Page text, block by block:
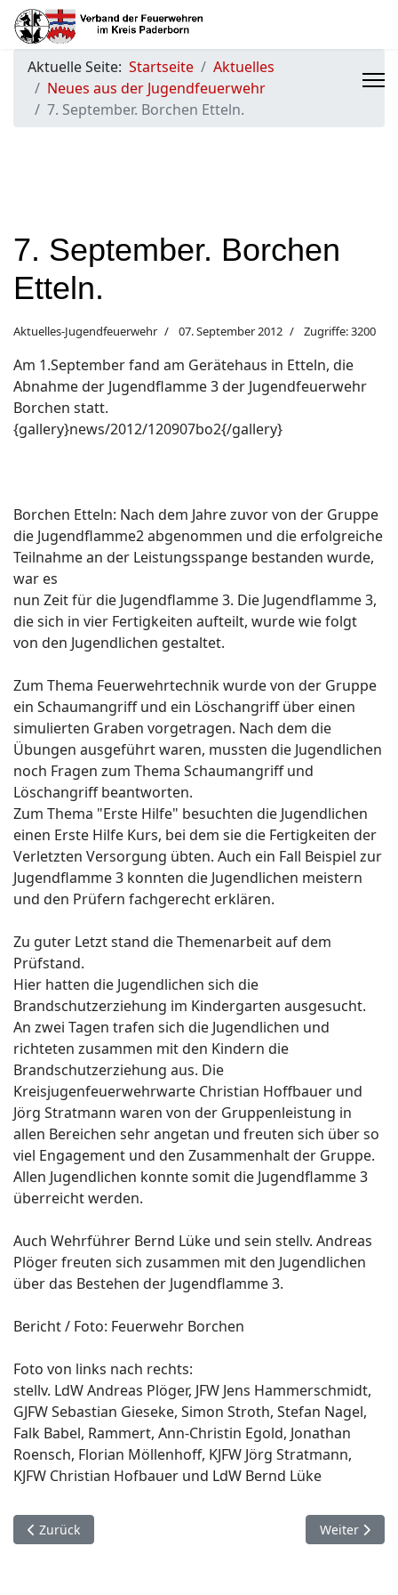
Aktuelle Seite: Startseite
Aktuelles
Neues aus der Jugendfeuerwehr
7. September. Borchen Etteln.
7. September. Borchen
Etteln.
Aktuelles-Jugendfeuerwehr 07. September 2012 Zugriffe: 3200
Am 1.September fand am Gerätehaus in Etteln, die
Abnahme der Jugendflamme 3 der Jugendfeuerwehr
Borchen statt.
{gallery}news/2012/120907bo2{/gallery}
Borchen Etteln: Nach dem Jahre zuvor von der Gruppe
die Jugendflamme2 abgenommen und die erfolgreiche
Teilnahme an der Leistungsspange bestanden wurde,
war es
nun Zeit für die Jugendflamme 3. Die Jugendflamme 3,
die sich in vier Fertigkeiten aufteilt, wurde wie folgt
von den Jugendlichen gestaltet.
Zum Thema Feuerwehrtechnik wurde von der Gruppe
ein Schaumangriff und ein Löschangriff über einen
simulierten Graben vorgetragen. Nach dem die
Übungen ausgeführt waren, mussten die Jugendlichen
noch Fragen zum Thema Schaumangriff und
Löschangriff beantworten.
Zum Thema "Erste Hilfe" besuchten die Jugendlichen
einen Erste Hilfe Kurs, bei dem sie die Fertigkeiten der
Verletzten Versorgung übten. Auch ein Fall Beispiel zur
Jugendflamme 3 konnten die Jugendlichen meistern
und den Prüfern fachgerecht erklären.
Zu guter Letzt stand die Themenarbeit auf dem
Prüfstand.
Hier hatten die Jugendlichen sich die
Brandschutzerziehung im Kindergarten ausgesucht.
An zwei Tagen trafen sich die Jugendlichen und
richteten zusammen mit den Kindern die
Brandschutzerziehung aus. Die
Kreisjugenfeuerwehrwarte Christian Hoffbauer und
Jörg Stratmann waren von der Gruppenleistung in
allen Bereichen sehr angetan und freuten sich über so
viel Engagement und den Zusammenhalt der Gruppe.
Allen Jugendlichen konnte somit die Jugendflamme 3
überreicht werden.
Auch Wehrführer Bernd Lüke und sein stellv. Andreas
Plöger freuten sich zusammen mit den Jugendlichen
über das Bestehen der Jugendflamme 3.
Bericht / Foto: Feuerwehr Borchen
Foto von links nach rechts:
stellv. LdW Andreas Plöger, JFW Jens Hammerschmidt,
GJFW Sebastian Gieseke, Simon Stroth, Stefan Nagel,
Falk Babel, Rammert, Ann-Christin Egold, Jonathan
Roensch, Florian Möllenhoff, KJFW Jörg Stratmann,
KJFW Christian Hofbauer und LdW Bernd Lüke
Vorheriger Beitrag: 5 Jahre Jugendfeuerwehr ZUG III
Zurück Nächster
Weiter